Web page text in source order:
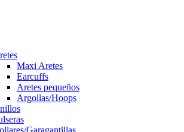
Maxi Aretes
Earcuffs
Aretes pequeños
Argollas/Hoops
Garagantillas